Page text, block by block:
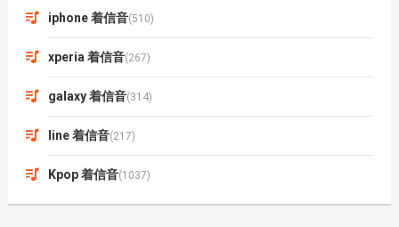
iphone 着信音(510)
xperia 着信音(267)
galaxy 着信音(314)
line 着信音(217)
Kpop 着信音(1037)